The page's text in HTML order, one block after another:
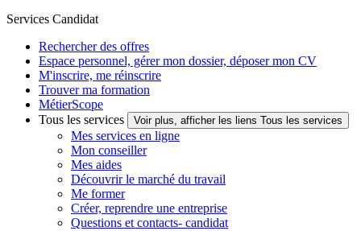
Services Candidat
Rechercher des offres
Espace personnel, gérer mon dossier, déposer mon CV
M'inscrire, me réinscrire
Trouver ma formation
MétierScope
Tous les services
Voir plus, afficher les liens Tous les services
Mes services en ligne
Mon conseiller
Mes aides
Découvrir le marché du travail
Me former
Créer, reprendre une entreprise
Questions et contacts- candidat